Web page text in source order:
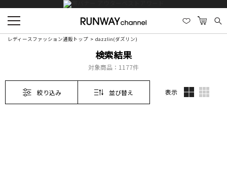
レディースファッション通販トップ dazzlin(ダズリン)
検索結果
対象商品： 1177件
絞り込み 並び替え 表示